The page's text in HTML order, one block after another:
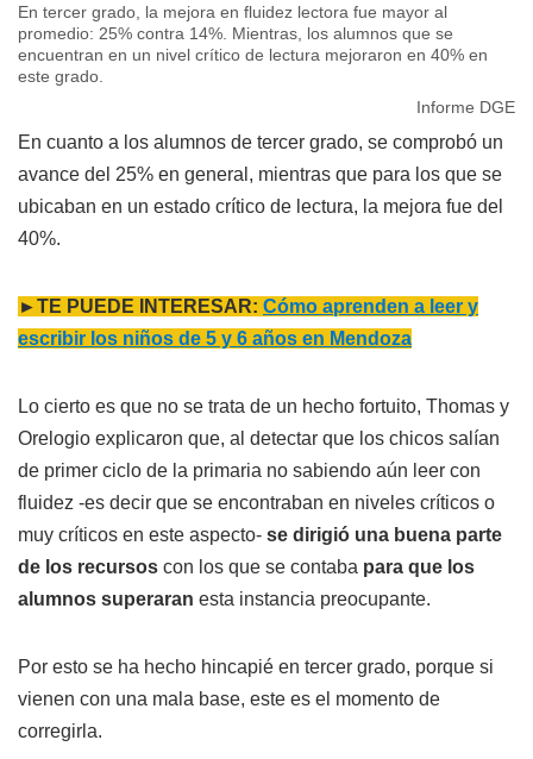
En tercer grado, la mejora en fluidez lectora fue mayor al
promedio: 25% contra 14%. Mientras, los alumnos que se
encuentran en un nivel crítico de lectura mejoraron en 40% en
este grado.
Informe DGE
En cuanto a los alumnos de tercer grado, se comprobó un
avance del 25% en general, mientras que para los que se
ubicaban en un estado crítico de lectura, la mejora fue del
40%.
►TE PUEDE INTERESAR: Cómo aprenden a leer y
escribir los niños de 5 y 6 años en Mendoza
Lo cierto es que no se trata de un hecho fortuito, Thomas y
Orelogio explicaron que, al detectar que los chicos salían
de primer ciclo de la primaria no sabiendo aún leer con
fluidez -es decir que se encontraban en niveles críticos o
muy críticos en este aspecto- se dirigió una buena parte
de los recursos con los que se contaba para que los
alumnos superaran esta instancia preocupante.
Por esto se ha hecho hincapié en tercer grado, porque si
vienen con una mala base, este es el momento de
corregirla.